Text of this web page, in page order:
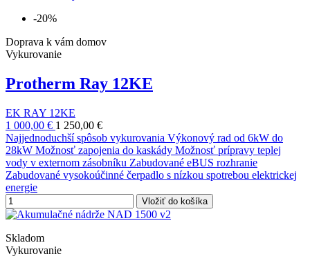
-20%
Doprava k vám domov
Vykurovanie
Protherm Ray 12KE
EK RAY 12KE
1 000,00 € 1 250,00 €
Najjednoduchší spôsob vykurovania Výkonový rad od 6kW do
28kW Možnosť zapojenia do kaskády Možnosť prípravy teplej
vody v externom zásobníku Zabudované eBUS rozhranie
Zabudované vysokoúčinné čerpadlo s nízkou spotrebou elektrickej
energie
Vložiť do košíka
Skladom
Vykurovanie